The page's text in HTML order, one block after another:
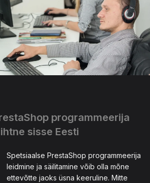
programmeerija
sisse Eesti
Spetsiaalse PrestaShop programmeerija
leidmine ja säilitamine võib olla mõne
ettevõtte jaoks üsna keeruline. Mitte